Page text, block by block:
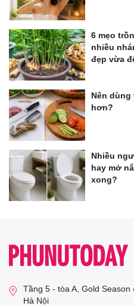
6 mẹo
nhiều
đẹp vừa
Nên
hơn?
Nhiều
hay mở
xong?
Tầng 5 - tòa A, Gold Season
Hà Nội